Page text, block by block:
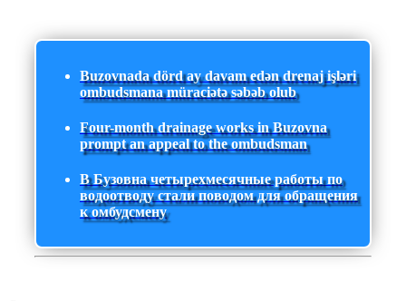
Buzovnada dörd ay davam edən drenaj işləri
ombudsmana müraciətə səbəb olub
Four-month drainage works in Buzovna
prompt an appeal to the ombudsman
В Бузовна четырехмесячные работы по
водоотводу стали поводом для обращения
к омбудсмену